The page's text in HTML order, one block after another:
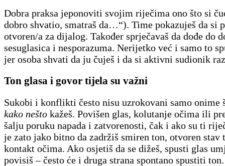
Dobra praksa jeponoviti svojim riječima ono što si
dobro shvatio, smatraš da…“). Time pokazuješ da si
otvoren/a za dijalog. Također sprječavaš da dođe do
sesuglasica i nesporazuma. Nerijetko već i samo to
jer osoba shvati da ju čuješ i da si aktivni sudionik
Ton glasa i govor tijela su važni
Sukobi i konflikti često nisu uzrokovani samo
kako nešto kažeš. Povišen glas, kolutanje očima ili
šalju poruku napada i zatvorenosti, čak i ako su ti
je zato jako bitno da zadržiš smiren ton, otvoren stav
kontakt očima. Ako osjetiš da se dižeš, spusti glas
povisiš – često će i druga strana spontano spustiti ton.